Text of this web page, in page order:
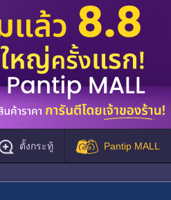
ตั้งกระทู้ Pantip MALL